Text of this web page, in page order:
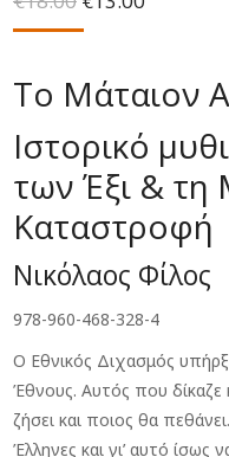
price
€18.00.
€13.00.
Το Μάταιον
Ιστορικό
των Έξι & τη
Καταστροφή
Νικόλαος Φίλος
978-960-468-328-4
Ο Εθνικός Διχασμός
Έθνους. Αυτός που
ζήσει και ποιος θα
Έλληνες και γι’ αυτό ίσως